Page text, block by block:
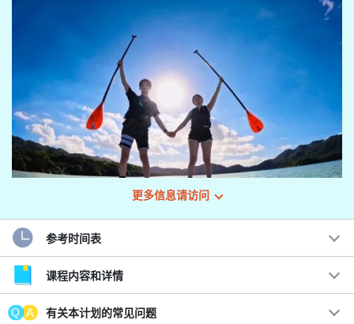
石垣岛两个著名景点的导游服务☆。
更多信息请访问
参考时间表
课程内容和详情
有关本计划的常见问题